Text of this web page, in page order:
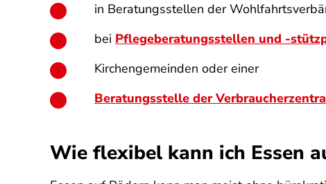
in Beratungsstellen der
bei Pflegeberatungsstellen und -
Kirchengemeinden oder einer
Beratungsstelle der
Wie flexibel kann ich Essen